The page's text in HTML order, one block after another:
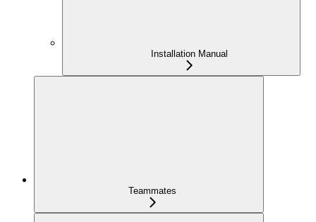
Installation Manual
Teammates